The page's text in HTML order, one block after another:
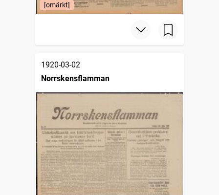
[omärkt]
1920-03-02
Norrskensflamman